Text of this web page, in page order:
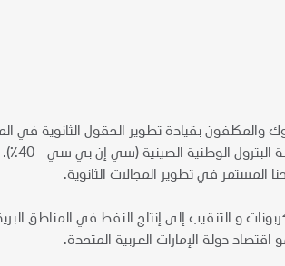
مشروع
المستمر في تطوير المجالات الثانوية.
دولة الإمارات العربية المتحدة.